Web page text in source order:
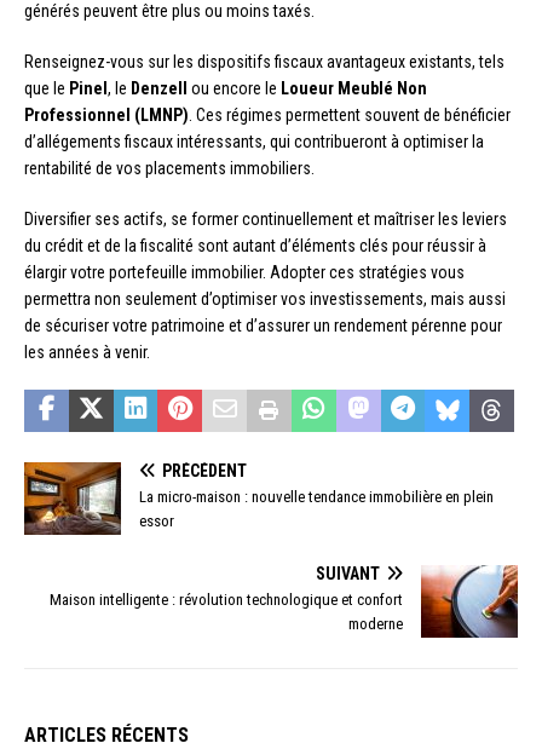
générés peuvent être plus ou moins taxés.
Renseignez-vous sur les dispositifs fiscaux avantageux existants, tels
que le Pinel , le Denzell ou encore le Loueur Meublé Non
Professionnel (LMNP) . Ces régimes permettent souvent de bénéficier
d’allégements fiscaux intéressants, qui contribueront à optimiser la
rentabilité de vos placements immobiliers.
Diversifier ses actifs, se former continuellement et maîtriser les leviers
du crédit et de la fiscalité sont autant d’éléments clés pour réussir à
élargir votre portefeuille immobilier. Adopter ces stratégies vous
permettra non seulement d’optimiser vos investissements, mais aussi
de sécuriser votre patrimoine et d’assurer un rendement pérenne pour
les années à venir.
PRÉCÉDENT
La micro-maison : nouvelle tendance immobilière en plein
essor
SUIVANT
Maison intelligente : révolution technologique et confort
moderne
ARTICLES RÉCENTS